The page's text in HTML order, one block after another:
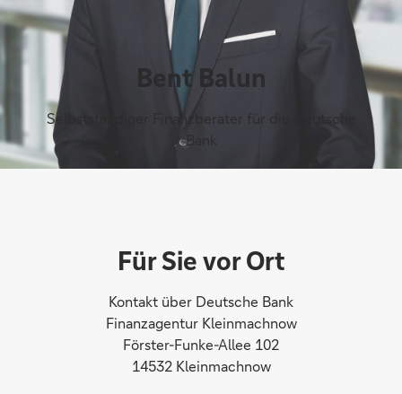
Bent Balun
Selbstständiger Finanzberater für die Deutsche
Bank
Für Sie vor Ort
Kontakt über Deutsche Bank
Finanzagentur Kleinmachnow
Förster-Funke-Allee 102
14532 Kleinmachnow